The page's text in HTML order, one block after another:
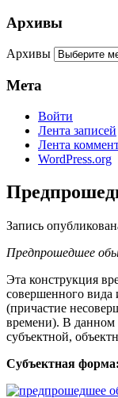
Архивы
Архивы
Мета
Войти
Лента записей
Лента
WordPress.org
Запись
Предпрошедшее
Эта конструкция
совершенного вида
(причастие
времени). В данном
субъектной,
Субъектная форма: